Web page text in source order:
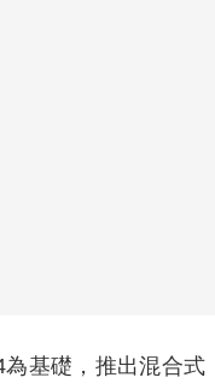
基礎，推出混合式